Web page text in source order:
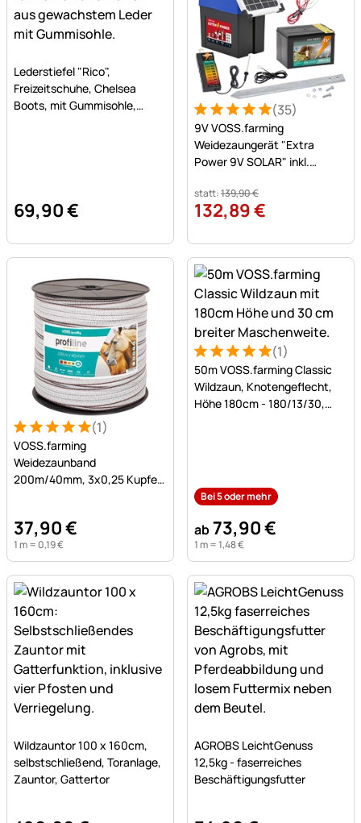
Noch keine Bewertungen abgegeben
Lederstiefel "Rico",
Freizeitschuhe, Chelsea
Boots, mit Gummisohle,
69,90€
Bewertung: 5 von 5 (35
35 Bewertungen
(35)
9V VOSS.farming
Weidezaungerät "Extra
Power 9V SOLAR" inkl.
statt:139,90€
132,89€
Bewertung: 5 von 5 (1 Bewertungen)
1 Bewertung (1)
VOSS.farming
Weidezaunband
200m/40mm, 3x0,25 Kupfer
37,90€
1 m = 0,19€
Bewertung: 5 von 5 (1
1 Bewertung (1)
50m VOSS.farming Classic
Wildzaun, Knotengeflecht,
Höhe 180cm - 180/13/30,
Bei 5 oder mehr
ab73,90€
1 m =1,48€
Wildzauntor 100 x 160cm,
selbstschließend, Toranlage,
Zauntor, Gattertor
AGROBS LeichtGenuss
12,5kg - faserreiches
Beschäftigungsfutter